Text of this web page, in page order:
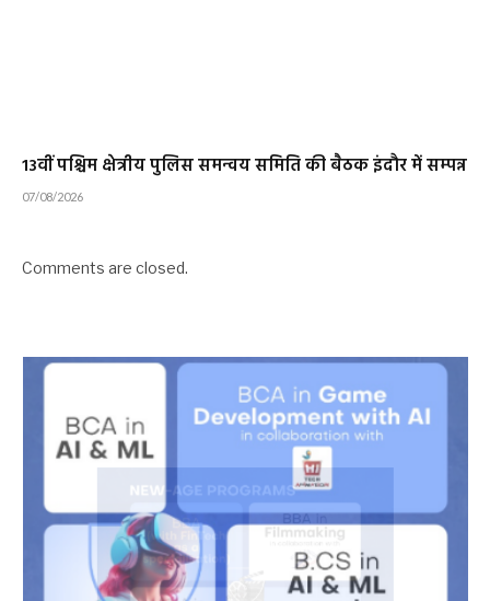
13वीं पश्चिम क्षेत्रीय पुलिस समन्वय समिति की बैठक इंदौर में सम्पन्न
07/08/2026
Comments are closed.